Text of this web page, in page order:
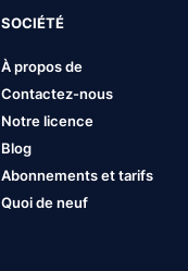
SOCIÉTÉ
À propos de
Contactez-nous
Notre licence
Blog
Abonnements et tarifs
Quoi de neuf